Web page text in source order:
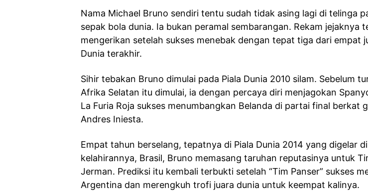
Nama Michael Bruno sendiri tentu sudah tidak asing lagi di telinga
sepak bola dunia. Ia bukan peramal sembarangan. Rekam jejaknya
mengerikan setelah sukses menebak dengan tepat tiga dari empat
Dunia terakhir.
Sihir tebakan Bruno dimulai pada Piala Dunia 2010 silam. Sebelum
Afrika Selatan itu dimulai, ia dengan percaya diri menjagokan
La Furia Roja sukses menumbangkan Belanda di partai final berkat
Andres Iniesta.
Empat tahun berselang, tepatnya di Piala Dunia 2014 yang digelar
kelahirannya, Brasil, Bruno memasang taruhan reputasinya untuk
Jerman. Prediksi itu kembali terbukti setelah “Tim Panser” sukses
Argentina dan merengkuh trofi juara dunia untuk keempat kalinya.